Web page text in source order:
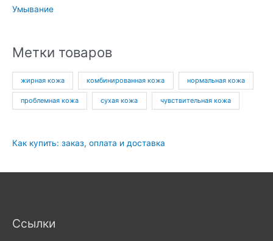
Умывание
Метки товаров
жирная кожа комбинированная кожа нормальная кожа
проблемная кожа сухая кожа чувствительная кожа
Как купить: заказ, оплата и доставка
Ссылки